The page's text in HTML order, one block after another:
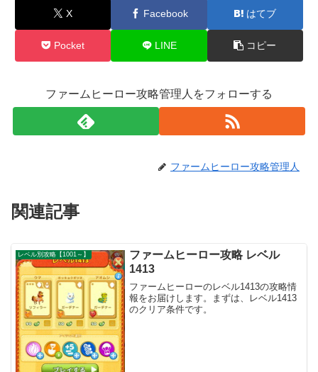
X Facebook はてブ
Pocket LINE コピー
ファームヒーロー攻略管理人をフォローする
ファームヒーロー攻略管理人
関連記事
レベル別攻略【1001～】
ファームヒーロー攻略 レベル
1413
ファームヒーローのレベル1413の攻略情
報をお届けします。まずは、レベル1413
のクリア条件です。